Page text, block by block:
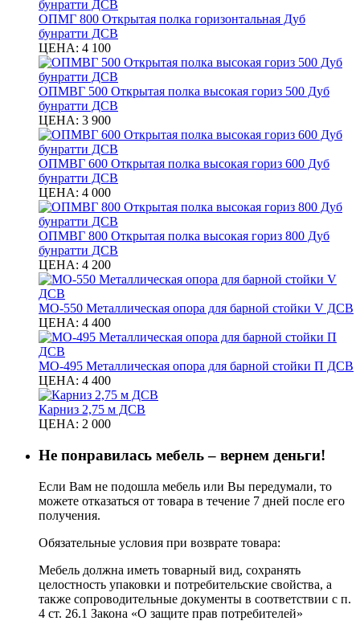
ОПМГ 800 Открытая полка горизонтальная Дуб
бунратти ДСВ
ЦЕНА: 4 100
ОПМВГ 500 Открытая полка высокая гориз 500 Дуб
бунратти ДСВ
ЦЕНА: 3 900
ОПМВГ 600 Открытая полка высокая гориз 600 Дуб
бунратти ДСВ
ЦЕНА: 4 000
ОПМВГ 800 Открытая полка высокая гориз 800 Дуб
бунратти ДСВ
ЦЕНА: 4 200
МО-550 Металлическая опора для барной стойки V ДСВ
ЦЕНА: 4 400
МО-495 Металлическая опора для барной стойки П ДСВ
ЦЕНА: 4 400
Карниз 2,75 м ДСВ
ЦЕНА: 2 000
Не понравилась мебель – вернем деньги!
Если Вам не подошла мебель или Вы передумали, то
можете отказаться от товара в течение 7 дней после его
получения.
Обязательные условия при возврате товара:
Мебель должна иметь товарный вид, сохранять
целостность упаковки и потребительские свойства, а
также сопроводительные документы в соответствии с п.
4 ст. 26.1 Закона «О защите прав потребителей»